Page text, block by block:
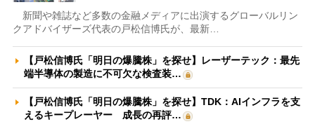
新聞や雑誌など多数の金融メディアに出演するグローバルリン
クアドバイザーズ代表の戸松信博氏が、最新…
【戸松信博氏「明日の爆騰株」を探せ】レーザーテック：最先
端半導体の製造に不可欠な検査装…
【戸松信博氏「明日の爆騰株」を探せ】TDK：AIインフラを支
えるキープレーヤー 成長の再評…